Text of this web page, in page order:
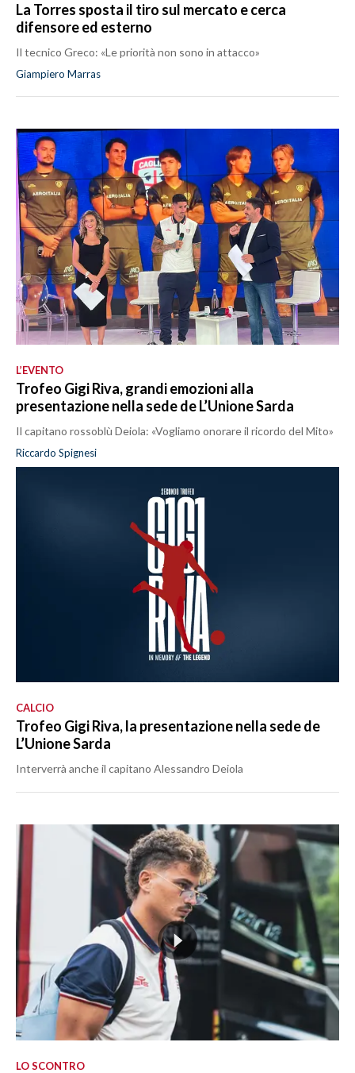
La Torres sposta il tiro sul mercato e cerca
difensore ed esterno
Il tecnico Greco: «Le priorità non sono in attacco»
Giampiero Marras
L’EVENTO
Trofeo Gigi Riva, grandi emozioni alla
presentazione nella sede de L’Unione Sarda
Il capitano rossoblù Deiola: «Vogliamo onorare il ricordo del Mito»
Riccardo Spignesi
CALCIO
Trofeo Gigi Riva, la presentazione nella sede de
L’Unione Sarda
Interverrà anche il capitano Alessandro Deiola
LO SCONTRO